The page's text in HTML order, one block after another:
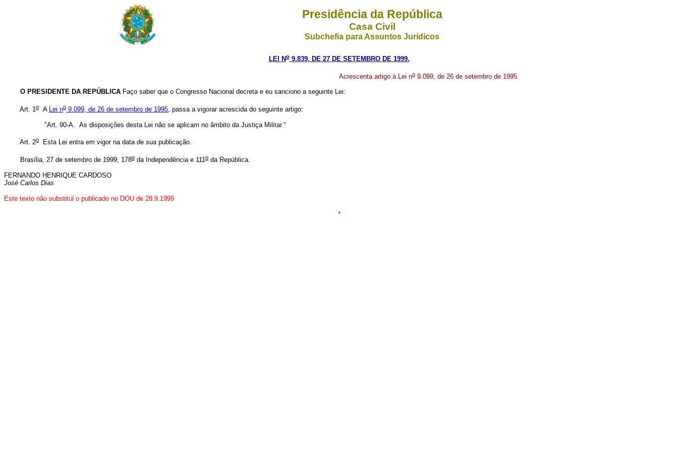
Presidência da República
Casa Civil
Subchefia para Assuntos Jurídicos
LEI No9.839, DE 27 DE SETEMBRO DE 1999.
Acrescenta artigo à Lei no 9.099, de 26 de setembro de 1995.
O PRESIDENTE DA REPÚBLICA Faço saber que o Congresso Nacional decreta e eu sanciono a seguinte Lei:
Art. 1 o A Lei no 9.099, de 26 de setembro de 1995 , passa a vigorar acrescida do seguinte artigo:
"Art. 90-A. As disposições desta Lei não se aplicam no âmbito da Justiça Militar."
Art. 2o Esta Lei entra em vigor na data de sua publicação.
Brasília, 27 de setembro de 1999; 178o da Independência e 111 o da República.
FERNANDO HENRIQUE CARDOSO
José Carlos Dias
Este texto não substitui o publicado no DOU de 28.9.1999
*